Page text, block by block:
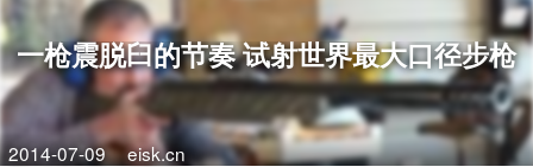
一枪震脱臼的节奏 试射世界最大口径步枪
2014-07-09 eisk.cn